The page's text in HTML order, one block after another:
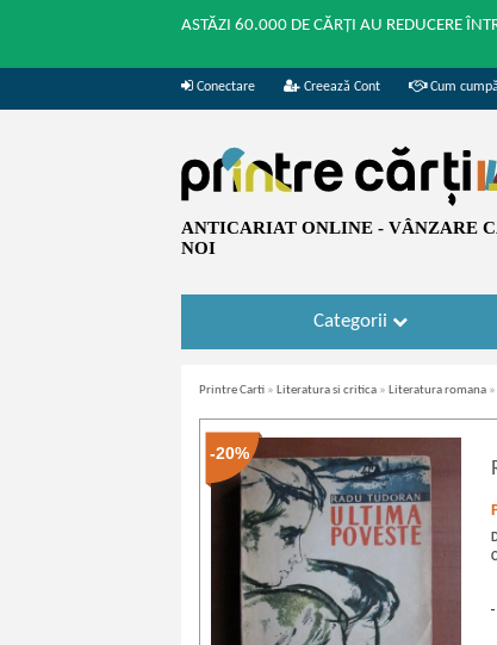
ASTĂZI 60.000 DE CĂRȚI AU REDUCERE
Conectare Creează Cont Cum
ANTICARIAT ONLINE - VÂNZARE
NOI
Categorii
Printre Carti » Literatura si critica » Literatura romana »
-20%